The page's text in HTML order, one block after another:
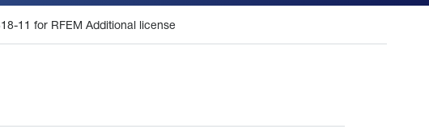
11 for RFEM Additional license